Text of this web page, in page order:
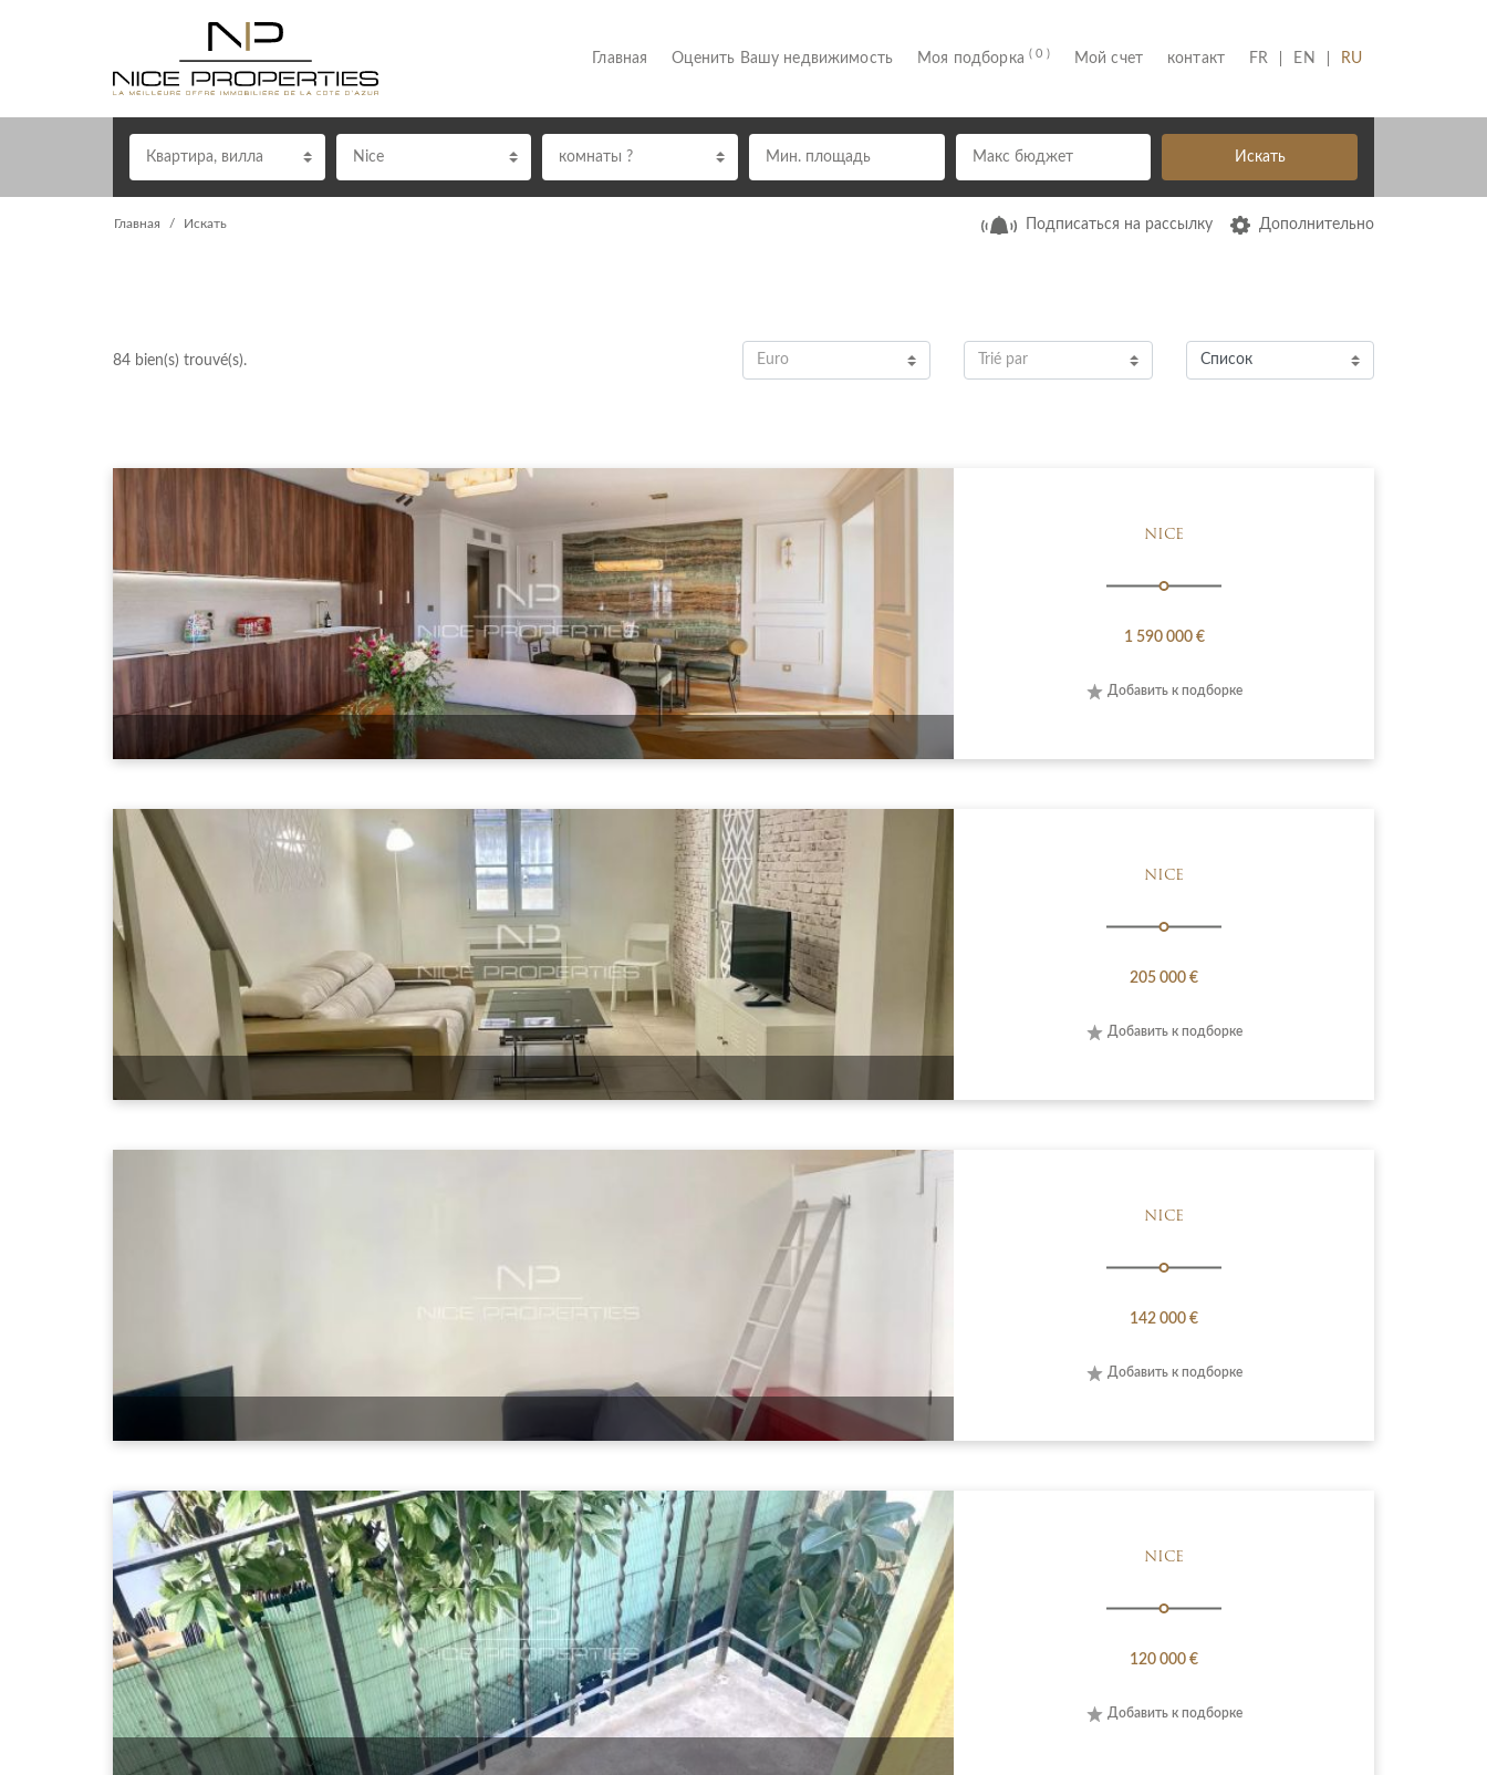
Главная (current)
Оценить Вашу недвижимость Моя подборка( 0 ) Мой счет контакт FR (CURRENT)
EN RU
Квартира, вилла Nice комнаты ? Искать
Подписаться на рассылку Дополнительно
Главная Искать
84 bien(s) trouvé(s). Euro Trié par Список
NICE
1 590 000 €
Добавить к подборке
NICE
205 000 €
Добавить к подборке
NICE
142 000 €
Добавить к подборке
NICE
120 000 €
Добавить к подборке